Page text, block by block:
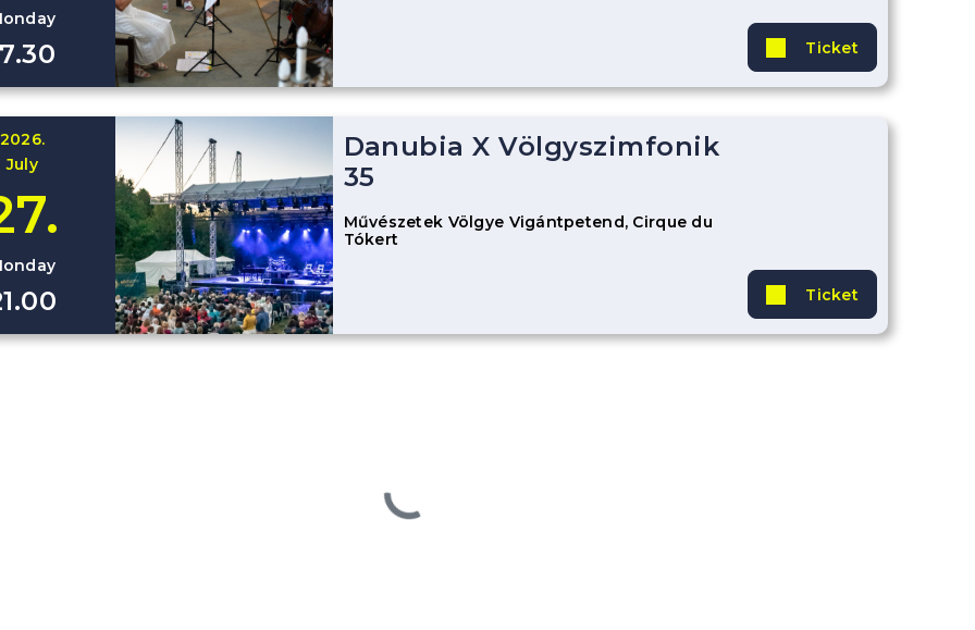
Ticket
2026.
July
Danubia X Völgyszimfonik
35
Művészetek Völgye Vigántpetend, Cirque du
Tókert
Ticket